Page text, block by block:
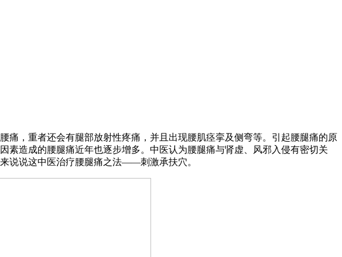
痛，重者还会有腿部放射性疼痛，并且出现腰肌痉挛及侧弯等。引起腰腿痛的原
素造成的腰腿痛近年也逐步增多。中医认为腰腿痛与肾虚、风邪入侵有密切关
说说这中医治疗腰腿痛之法——刺激承扶穴。